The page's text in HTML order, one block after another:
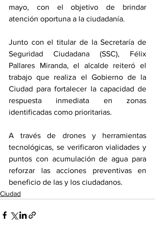
mayo, con el objetivo de brindar
atención oportuna a la ciudadanía.
Junto con el titular de la Secretaría de
Seguridad Ciudadana (SSC), Félix
Pallares Miranda, el alcalde reiteró el
trabajo que realiza el Gobierno de la
Ciudad para fortalecer la capacidad de
respuesta inmediata en zonas
identificadas como prioritarias.
A través de drones y herramientas
tecnológicas, se verificaron vialidades y
puntos con acumulación de agua para
reforzar las acciones preventivas en
beneficio de las y los ciudadanos.
Ciudad